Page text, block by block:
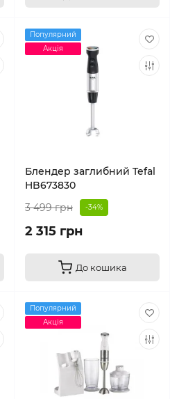
Популярний
Акція
Блендер заглибний Tefal
HB673830
3 499 грн
-34%
2 315 грн
До кошика
Популярний
Акція